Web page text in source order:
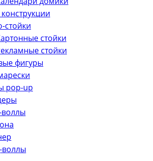
стойки
стойки
стойки
фигуры
pop-up
воллы